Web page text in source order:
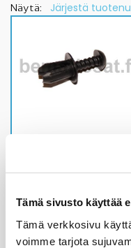
Tämä sivusto käyttää
Tämä verkkosivu
voimme tarjota
Näytä: